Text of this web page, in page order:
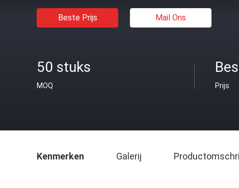
Beste Prijs Mail Ons
50 stuks
MOQ Prijs
Kenmerken Galerij